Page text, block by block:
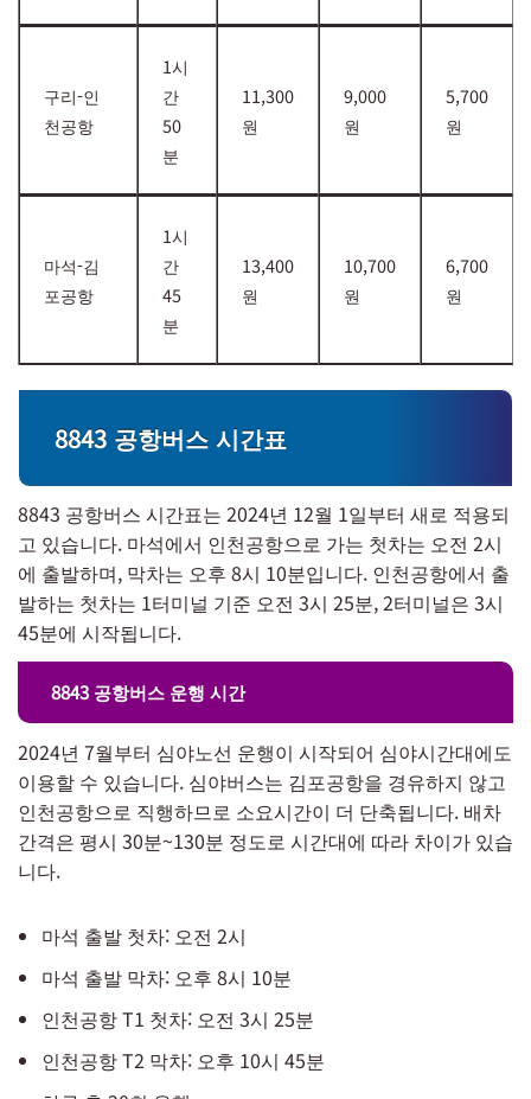
구리-인
천공항
1시
간
50
분
11,300
원
9,000
원
5,700
원
마석-김
포공항
1시
간
45
분
13,400
원
10,700
원
6,700
원
8843 공항버스 시간표
8843 공항버스 시간표는 2024년 12월 1일부터 새로 적용되
고 있습니다. 마석에서 인천공항으로 가는 첫차는 오전 2시
에 출발하며, 막차는 오후 8시 10분입니다. 인천공항에서 출
발하는 첫차는 1터미널 기준 오전 3시 25분, 2터미널은 3시
45분에 시작됩니다.
8843 공항버스 운행 시간
2024년 7월부터 심야노선 운행이 시작되어 심야시간대에도
이용할 수 있습니다. 심야버스는 김포공항을 경유하지 않고
인천공항으로 직행하므로 소요시간이 더 단축됩니다. 배차
간격은 평시 30분~130분 정도로 시간대에 따라 차이가 있습
니다.
마석 출발 첫차: 오전 2시
마석 출발 막차: 오후 8시 10분
인천공항 T1 첫차: 오전 3시 25분
인천공항 T2 막차: 오후 10시 45분